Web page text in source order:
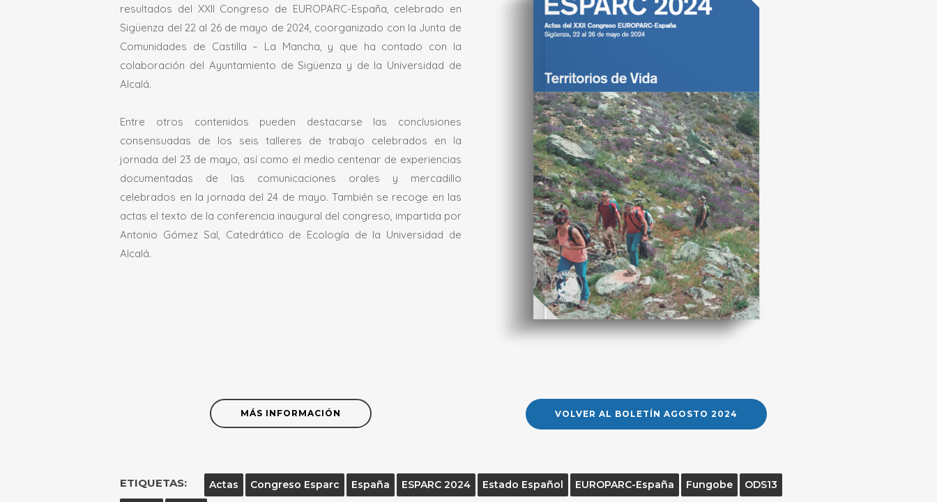
resultados del XXII Congreso de EUROPARC-España, celebrado en
Sigüenza del 22 al 26 de mayo de 2024, coorganizado con la Junta de
Comunidades de Castilla – La Mancha, y que ha contado con la
colaboración del Ayuntamiento de Sigüenza y de la Universidad de
Alcalá.
Entre otros contenidos pueden destacarse las conclusiones
consensuadas de los seis talleres de trabajo celebrados en la
jornada del 23 de mayo, así como el medio centenar de experiencias
documentadas de las comunicaciones orales y mercadillo
celebrados en la jornada del 24 de mayo. También se recoge en las
actas el texto de la conferencia inaugural del congreso, impartida por
Antonio Gómez Sal, Catedrático de Ecología de la Universidad de
Alcalá.
MÁS INFORMACIÓN VOLVER AL BOLETÍN AGOSTO 2024
ETIQUETAS: Actas Congreso Esparc España ESPARC 2024 Estado Español EUROPARC-España Fungobe
ODS13